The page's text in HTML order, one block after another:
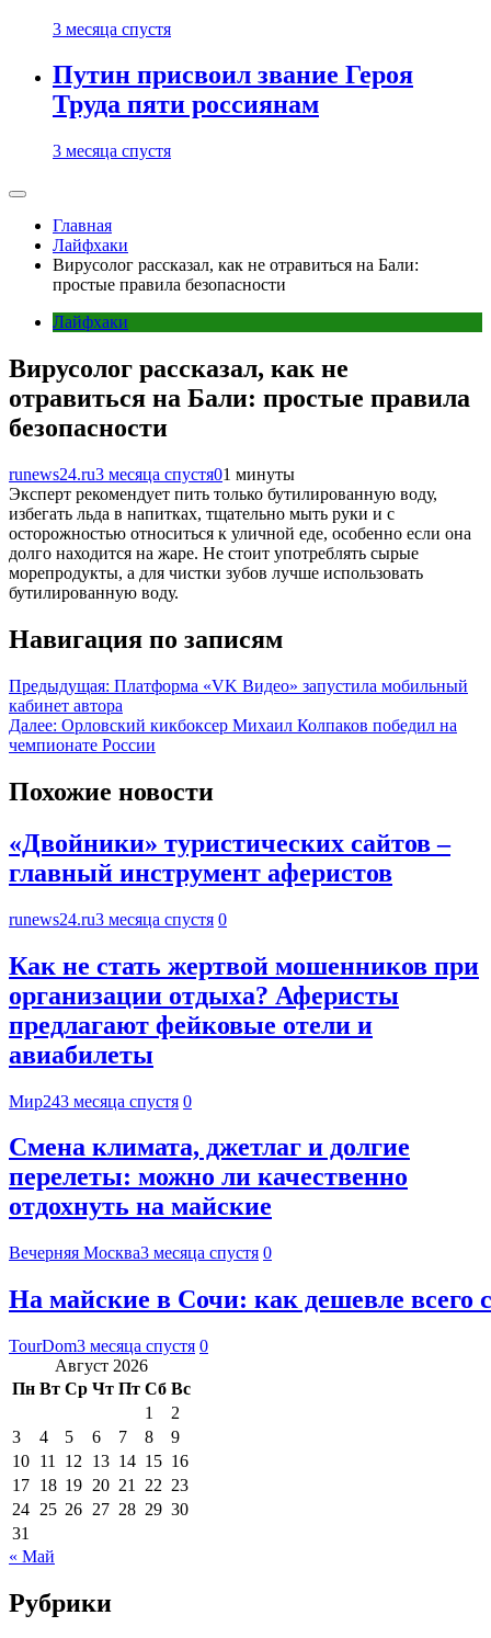
3 месяца спустя
Путин присвоил звание Героя
Труда пяти россиянам
3 месяца спустя
Главная
Лайфхаки
Вирусолог рассказал, как не отравиться на Бали:
простые правила безопасности
Лайфхаки
Вирусолог рассказал, как не
отравиться на Бали: простые правила
безопасности
runews24.ru3 месяца спустя01 минуты
Эксперт рекомендует пить только бутилированную воду,
избегать льда в напитках, тщательно мыть руки и с
осторожностью относиться к уличной еде, особенно если она
долго находится на жаре. Не стоит употреблять сырые
морепродукты, а для чистки зубов лучше использовать
бутилированную воду.
Навигация по записям
Предыдущая: Платформа «VK Видео» запустила мобильный
кабинет автора
Далее: Орловский кикбоксер Михаил Колпаков победил на
чемпионате России
Похожие новости
«Двойники» туристических сайтов –
главный инструмент аферистов
runews24.ru3 месяца спустя 0
Как не стать жертвой мошенников при
организации отдыха? Аферисты
предлагают фейковые отели и
авиабилеты
Мир243 месяца спустя 0
Смена климата, джетлаг и долгие
перелеты: можно ли качественно
отдохнуть на майские
Вечерняя Москва3 месяца спустя 0
На майские в Сочи: как дешевле всего
TourDom3 месяца спустя 0
Август 2026
Пн Вт Ср Чт Пт Сб Вс
1
2
3
4 5 6 7 8
9
10 11 12 13 14 15 16
17 18 19 20 21 22 23
24 25 26 27 28 29 30
31
« Май
Рубрики